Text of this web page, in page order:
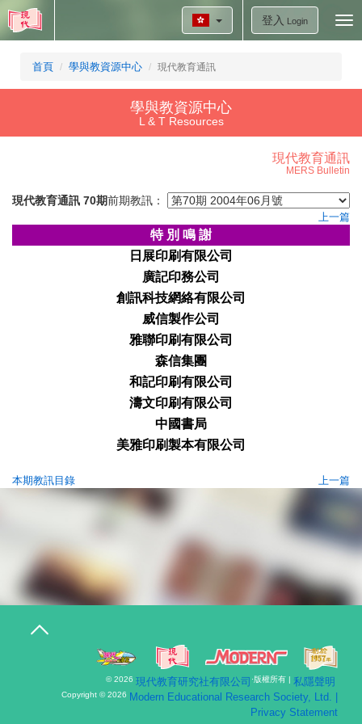
登入 Login
首頁 學與教資源中心 現代教育通訊
學與教資源中心
L & T Resources
現代教育通訊
MERS Bulletin
現代教育通訊 70期前期教訊：
上一篇
特 別 鳴 謝
日展印刷有限公司
廣記印務公司
創訊科技網絡有限公司
威信製作公司
雅聯印刷有限公司
森信集團
和記印刷有限公司
濤文印刷有限公司
中國書局
美雅印刷製本有限公司
本期教訊目錄 上一篇
T
© 2026 現代教育研究社有限公司 ·版權所有 | 私隱聲明
Copyright © 2026 Modern Educational Research Society, Ltd. |
Privacy Statement